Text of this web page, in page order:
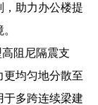
，助力办公楼提
阻尼隔震支
更均匀地分散至
于多跨连续梁建